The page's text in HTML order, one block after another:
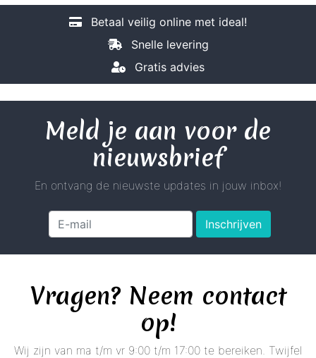
Betaal veilig online met ideal!
Snelle levering
Gratis advies
Meld je aan voor de
nieuwsbrief
En ontvang de nieuwste updates in jouw inbox!
Inschrijven
Vragen? Neem contact
op!
Wij zijn van ma t/m vr 9:00 t/m 17:00 te bereiken. Twijfel